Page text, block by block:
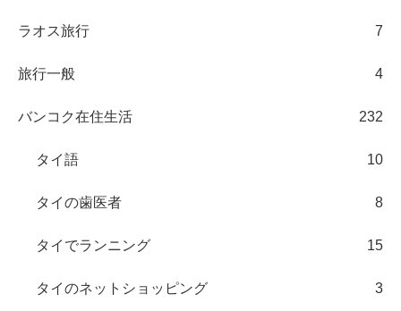
ラオス旅行 7
旅行一般 4
バンコク在住生活 232
タイ語 10
タイの歯医者 8
タイでランニング 15
タイのネットショッピング 3